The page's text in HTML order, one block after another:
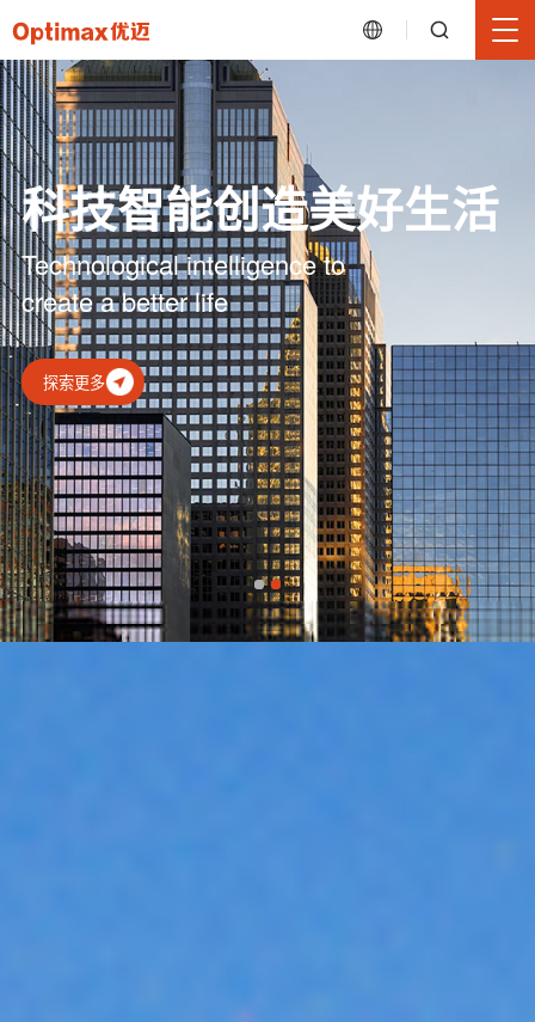
科技智能创造美好生活
Technological intelligence to
create a better life
探索更多